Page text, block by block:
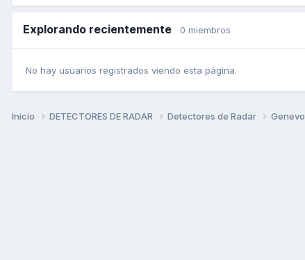
Explorando recientemente 0 miembros
No hay usuarios registrados viendo esta página.
Inicio DETECTORES DE RADAR Detectores de Radar Genevo